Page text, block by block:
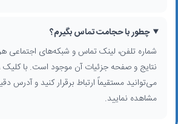
چطور با حجامت تماس بگیرم؟
شماره تلفن، لینک تماس و شبکه‌های اجتماعی
نتایج و صفحه جزئیات آن موجود است. با
می‌توانید مستقیماً ارتباط برقرار کنید و آدرس
مشاهده نمایید.